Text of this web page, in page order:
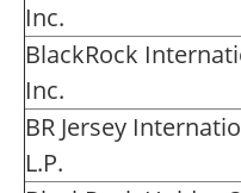
Inc.
BlackRock
Inc.
BR Jersey
L.P.